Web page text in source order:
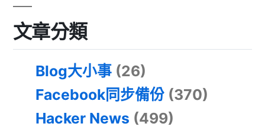
文章分類
Blog大小事 (26)
Facebook同步備份 (370)
Hacker News (499)